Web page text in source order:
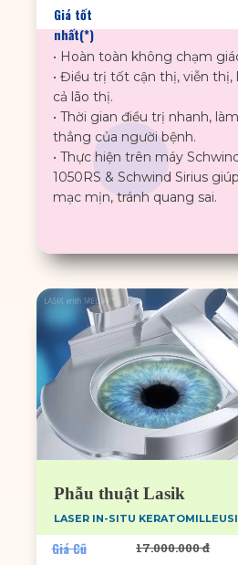
• Hoàn toàn không chạm
• Điều trị tốt cận thị, viễn thị,
cả lão thị.
• Thời gian điều trị nhanh,
thẳng của người bệnh.
• Thực hiện trên máy
1050RS & Schwind Sirius
mạc mịn, tránh quang sai.
Giá tốt
nhất(*)
Phẫu thuật Lasik
LASER IN-SITU
17.000.000 đ
Giá Cũ